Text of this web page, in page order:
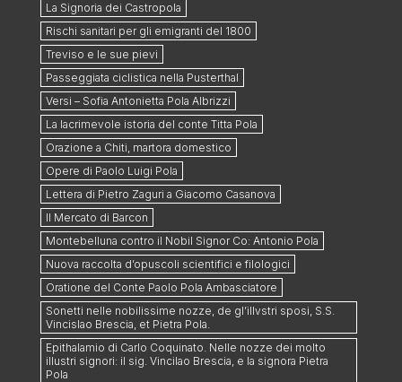
La Signoria dei Castropola
Rischi sanitari per gli emigranti del 1800
Treviso e le sue pievi
Passeggiata ciclistica nella Pusterthal
Versi – Sofia Antonietta Pola Albrizzi
La lacrimevole istoria del conte Titta Pola
Orazione a Chiti, martora domestico
Opere di Paolo Luigi Pola
Lettera di Pietro Zaguri a Giacomo Casanova
Il Mercato di Barcon
Montebelluna contro il Nobil Signor Co: Antonio Pola
Nuova raccolta d’opuscoli scientifici e filologici
Oratione del Conte Paolo Pola Ambasciatore
Sonetti nelle nobilissime nozze, de gl’illvstri sposi, S.S.
Vincislao Brescia, et Pietra Pola.
Epithalamio di Carlo Coquinato. Nelle nozze dei molto
illustri signori: il sig. Vincilao Brescia, e la signora Pietra
Pola